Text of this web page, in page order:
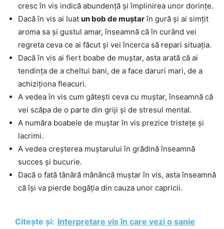
cresc în vis indică abundență și împlinirea unor dorințe.
Dacă în vis ai luat un bob de muștarîn gură și ai simțit
aroma sa și gustul amar, înseamnă că în curând vei
regreta ceva ce ai făcut și vei încerca să repari situația.
Dacă în vis ai fiert boabe de muștar, asta arată că ai
tendința de a cheltui bani, de a face daruri mari, de a
achiziționa fleacuri.
A vedea în vis cum gătești ceva cu muștar, înseamnă că
vei scăpa de o parte din griji și de stresul mental.
A număra boabele de muștar în vis prezice tristețe și
lacrimi.
A vedea creșterea muștarului în grădină înseamnă
succes și bucurie.
Dacă o fată tânără mănâncă muștar în vis, asta înseamnă
că își va pierde bogăția din cauza unor capricii.
Citește și: Interpretare vis în care vezi o sanie